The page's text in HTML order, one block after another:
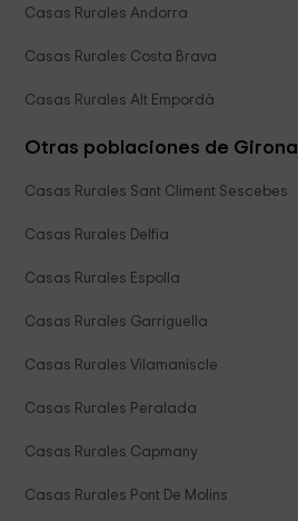
Casas Rurales Andorra
Casas Rurales Costa Brava
Casas Rurales Alt Empordà
Otras poblaciones de Girona
Casas Rurales Sant Climent Sescebes
Casas Rurales Delfia
Casas Rurales Espolla
Casas Rurales Garriguella
Casas Rurales Vilamaniscle
Casas Rurales Peralada
Casas Rurales Capmany
Casas Rurales Pont De Molins